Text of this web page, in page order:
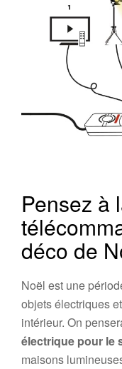
Pensez à
déco de
Noël est une
objets électriques
intérieur. On
électrique pour le
maisons